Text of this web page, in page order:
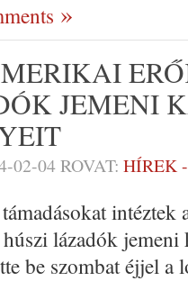
JEMENI
02-04ROVAT: HÍREK
intéztek
lázadók
be szombat éjjel